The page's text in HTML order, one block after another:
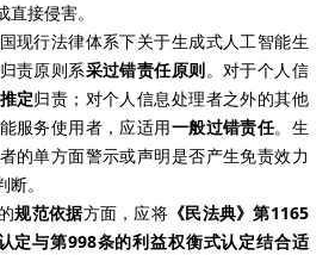
接侵害。
现行法律体系下关于生成式人工智能生
责原则系采过错责任原则。对于个人信
定归责；对个人信息处理者之外的其他
服务使用者，应适用一般过错责任。生
的单方面警示或声明是否产生免责效力
。
规范依据方面，应将《民法典》第1165
定与第998条的利益权衡式认定结合适